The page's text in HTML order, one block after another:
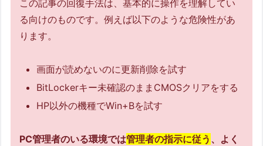
この記事の回復手法は、基本的に操作を理解してい
る向けのものです。例えば以下のような危険性があ
ります。
画面が読めないのに更新削除を試す
BitLockerキー未確認のままCMOSクリアをする
HP以外の機種でWin+Bを試す
PC管理者のいる環境では管理者の指示に従う 、よく